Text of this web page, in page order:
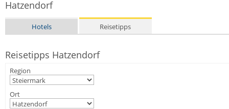
Hatzendorf
Hotels Reisetipps
Reisetipps Hatzendorf
Region
Ort